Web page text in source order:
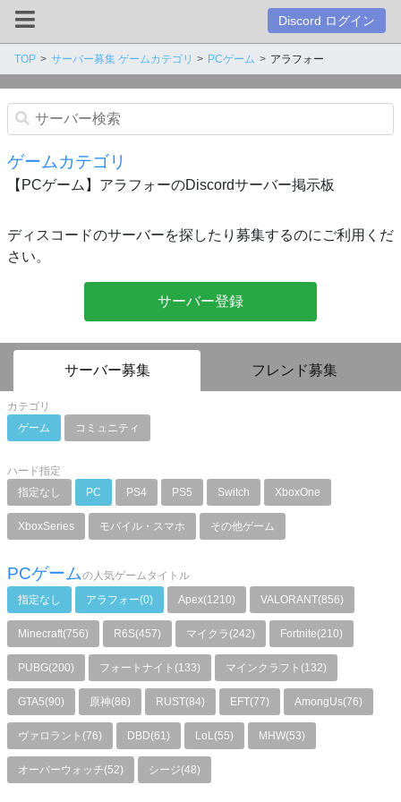
Discord ログイン
TOP サーバー募集 ゲームカテゴリ PCゲーム アラフォー
ゲームカテゴリ
【PCゲーム】アラフォーのDiscordサーバー掲示板
ディスコードのサーバーを探したり募集するのにご利用くだ
さい。
サーバー登録
サーバー募集 フレンド募集
カテゴリ
ゲーム
コミュニティ
ハード指定
指定なし
PC PS4 PS5 Switch XboxOne
XboxSeries モバイル・スマホ その他ゲーム
PCゲームの人気ゲームタイトル
指定なし
アラフォー(0) Apex(1210) VALORANT(856)
Minecraft(756) R6S(457) マイクラ(242) Fortnite(210)
PUBG(200) フォートナイト(133) マインクラフト(132)
GTA5(90) 原神(86) RUST(84) EFT(77) AmongUs(76)
ヴァロラント(76) DBD(61) LoL(55) MHW(53)
オーバーウォッチ(52) シージ(48)